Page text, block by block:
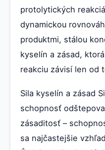
protolytických
dynamickou
produktmi, stálou
kyselín a zásad,
reakciu závisí len od
Sila kyselín a zásad
schopnosť
zásaditosť –
sa najčastejšie